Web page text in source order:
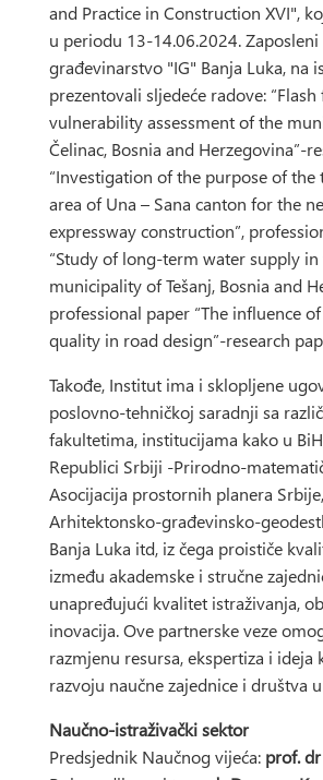
and Practice in Construction XVI",
u periodu 13-14.06.2024. Zaposleni
građevinarstvo "IG" Banja Luka, na
prezentovali sljedeće radove: “Flash
vulnerability assessment of the
Čelinac, Bosnia and Herzegovina”-
“Investigation of the purpose of the
area of Una – Sana canton for the
expressway construction”,
“Study of long-term water supply in
municipality of Tešanj, Bosnia and
professional paper “The influence
quality in road design”-research
Takođe, Institut ima i sklopljene
poslovno-tehničkoj saradnji sa
fakultetima, institucijama kako u
Republici Srbiji -Prirodno-
Asocijacija prostornih planera Srbije,
Arhitektonsko-građevinsko-
Banja Luka itd, iz čega proističe
između akademske i stručne
unapređujući kvalitet istraživanja,
inovacija. Ove partnerske veze
razmjenu resursa, ekspertiza i ideja
razvoju naučne zajednice i društva
Naučno-istraživački sektor
Predsjednik Naučnog vijeća: prof.